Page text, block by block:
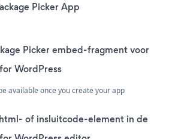
Picker App
Picker embed-fragment voor
WordPress
available once you create your app
of insluitcode-element in de